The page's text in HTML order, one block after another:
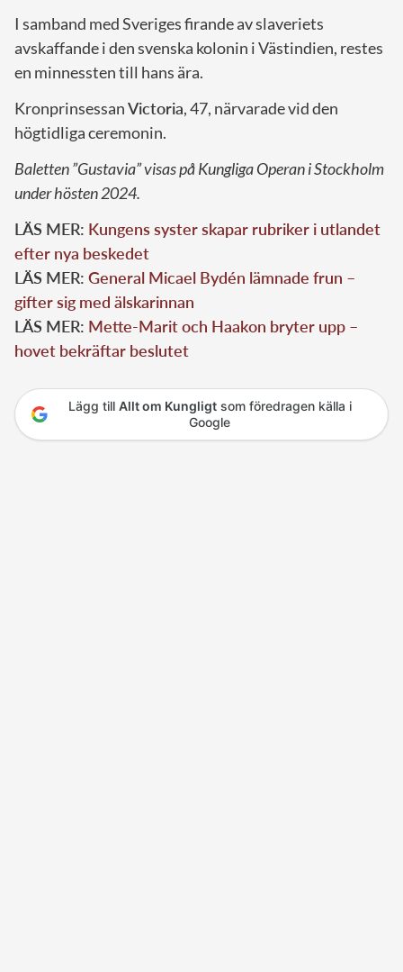
I samband med Sveriges firande av slaveriets
avskaffande i den svenska kolonin i Västindien, restes
en minnessten till hans ära.
KronprinsessanVictoria, 47, närvarade vid den
högtidliga ceremonin.
Baletten ”Gustavia” visas på Kungliga Operan i Stockholm
under hösten 2024.
LÄS MER: Kungens syster skapar rubriker i utlandet
efter nya beskedet
LÄS MER: General Micael Bydén lämnade frun –
gifter sig med älskarinnan
LÄS MER: Mette-Marit och Haakon bryter upp –
hovet bekräftar beslutet
Lägg till Allt om Kungligtsom föredragen källa i
Google